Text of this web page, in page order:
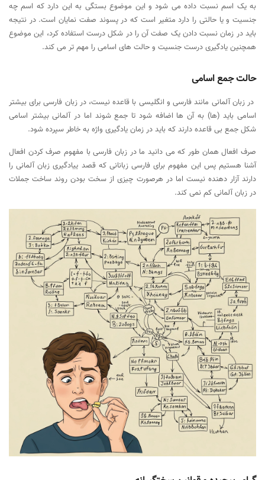
به یک اسم نسبت داده می شود و این موضوع بستگی به این دارد که اسم چه
جنسیت و یا حالتی را دارد متغیر است که در پسوند صفت نمایان است. در نتیجه
باید در زمان نسبت دادن یک صفت آن را در شکل درست استفاده کرد، این موضوع
همچنین یادگیری درست جنسیت و حالت های اسامی را مهم تر می کند.
حالت جمع اسامی
در زبان آلمانی مانند فارسی و انگلیسی با قاعده نیست، در زبان فارسی برای بیشتر
اسامی باید (ها) به آن ها اضافه شود تا جمع شوند اما در آلمانی بیشتر اسامی
شکل جمع بی قاعده دارند که باید در زمان یادگیری واژه به خاطر سپرده شود.
صرف افعال همان طور که می دانید ما در زبان فارسی با مفهوم صرف کردن افعال
آشنا هستیم پس این مفهوم برای فارسی زبانانی که قصد ییادگیری زبان آلمانی را
دارند آزار دهنده نیست اما در هرصورت چیزی از سخت بودن روند ساخت جملات
در زبان آلمانی کم نمی کند.